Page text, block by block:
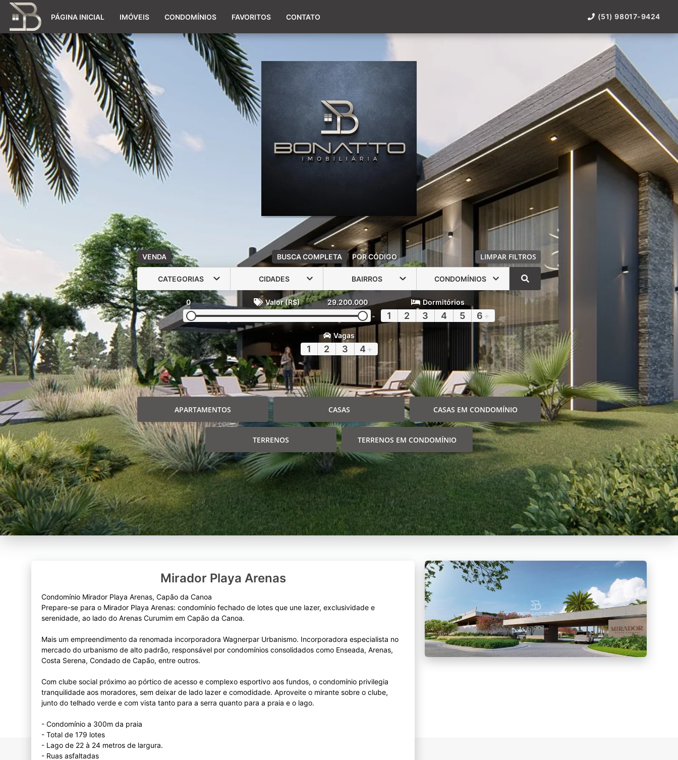
(51) 98017-9424
PÁGINA INICIAL IMÓVEIS CONDOMÍNIOS FAVORITOS CONTATO (51) 98017-9424
VENDA BUSCA COMPLETA POR CÓDIGO LIMPAR FILTROS
CATEGORIAS CIDADES BAIRROS CONDOMÍNIOS
0 Valor (R$) 29.200.000 Dormitórios
1 2 3 4 5 6 +
Vagas
1 2 3 4 +
APARTAMENTOS CASAS CASAS EM CONDOMÍNIO
TERRENOS TERRENOS EM CONDOMÍNIO
Mirador Playa Arenas
Condomínio Mirador Playa Arenas, Capão da Canoa
Prepare-se para o Mirador Playa Arenas: condomínio fechado de lotes que une lazer, exclusividade e
serenidade, ao lado do Arenas Curumim em Capão da Canoa.
Mais um empreendimento da renomada incorporadora Wagnerpar Urbanismo. Incorporadora especialista no
mercado do urbanismo de alto padrão, responsável por condomínios consolidados como Enseada, Arenas,
Costa Serena, Condado de Capão, entre outros.
Com clube social próximo ao pórtico de acesso e complexo esportivo aos fundos, o condomínio privilegia
tranquilidade aos moradores, sem deixar de lado lazer e comodidade. Aproveite o mirante sobre o clube,
junto do telhado verde e com vista tanto para a serra quanto para a praia e o lago.
- Condomínio a 300m da praia
- Total de 179 lotes
- Lago de 22 à 24 metros de largura.
- Ruas asfaltadas